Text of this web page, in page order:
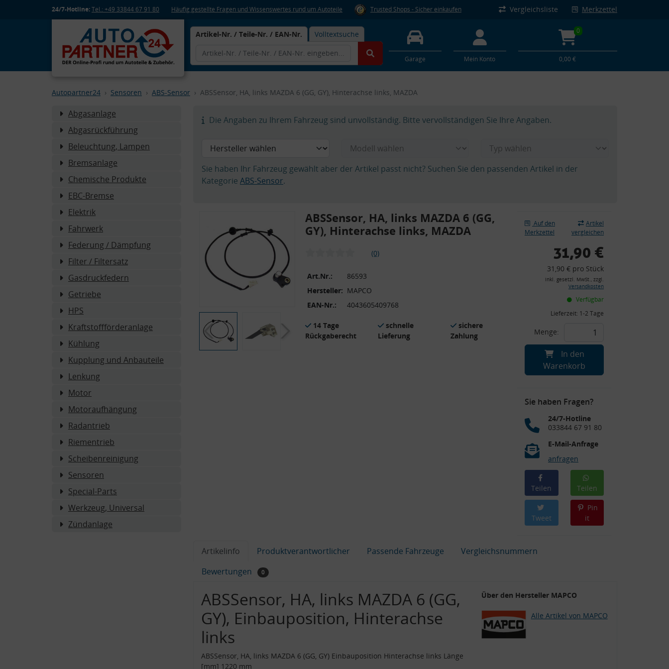
24/7-Hotline:Tel.: +49 33844 67 91 80 Häufig gestellte Fragen und Wissenswertes rund um Autoteile Trusted Shops - Sicher einkaufen Vergleichsliste Merkzettel
Artikel-Nr. / Teile-Nr. / EAN-Nr. Volltextsuche
Garage Mein Konto
0
0,00 €
Autopartner24 Sensoren ABS-Sensor ABSSensor, HA, links MAZDA 6 (GG, GY), Hinterachse links, MAZDA
Abgasanlage
Abgasrückführung
Beleuchtung, Lampen
Bremsanlage
Chemische Produkte
EBC-Bremse
Elektrik
Fahrwerk
Federung / Dämpfung
Filter / Filtersatz
Gasdruckfedern
Getriebe
HPS
Kraftstoffförderanlage
Kühlung
Kupplung und Anbauteile
Lenkung
Motor
Motoraufhängung
Radantrieb
Riementrieb
Scheibenreinigung
Sensoren
Special-Parts
Werkzeug, Universal
Zündanlage
Die Angaben zu Ihrem Fahrzeug sind unvollständig. Bitte vervollständigen Sie Ihre Angaben.
Sie haben Ihr Fahrzeug gewählt aber der Artikel passt nicht? Suchen Sie den passenden Artikel in der
Kategorie ABS-Sensor.
ABSSensor, HA, links MAZDA 6 (GG,
GY), Hinterachse links, MAZDA
(0)
Art.Nr.:
86593
Hersteller: MAPCO
EAN-Nr.:
4043605409768
14 Tage
Rückgaberecht
schnelle
Lieferung
sichere
Zahlung
Auf den
Merkzettel
Artikel
vergleichen
31,90 €
31,90 € pro Stück
inkl. gesetzl. MwSt., zzgl.
Versandkosten
Verfügbar
Lieferzeit: 1-2 Tage
Menge:
In den
Warenkorb
Sie haben Fragen?
24/7-Hotline
033844 67 91 80
E-Mail-Anfrage
anfragen
Teilen Teilen
Tweet
Pin
it
Artikelinfo Produktverantwortlicher Passende Fahrzeuge
Vergleichsnummern
Bewertungen
0
ABSSensor, HA, links MAZDA 6 (GG,
GY), Einbauposition, Hinterachse
links
ABSSensor, HA, links MAZDA 6 (GG, GY) Einbauposition Hinterachse links Länge
[mm] 1220 mm
Über den Hersteller MAPCO
Alle Artikel von MAPCO